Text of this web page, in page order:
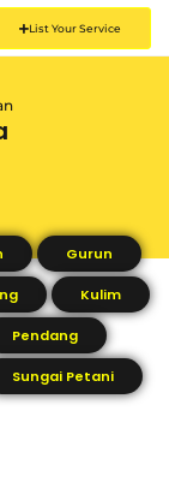
List Your Service
Gurun
Kulim
Pendang
Sungai Petani